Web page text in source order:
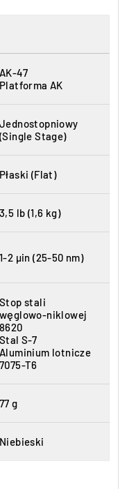
AK-47
Platforma AK
Jednostopniowy
(Single Stage)
Płaski (Flat)
3,5 lb (1,6 kg)
1-2 µin (25-50 nm)
Stop stali
węglowo-niklowej
8620
Stal S-7
Aluminium lotnicze
7075-T6
77 g
Niebieski